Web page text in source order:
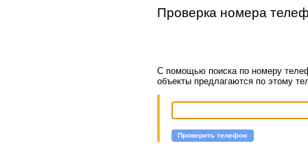
Проверка номера
С помощью поиска по номеру
объекты предлагаются по этому
Проверить телефон